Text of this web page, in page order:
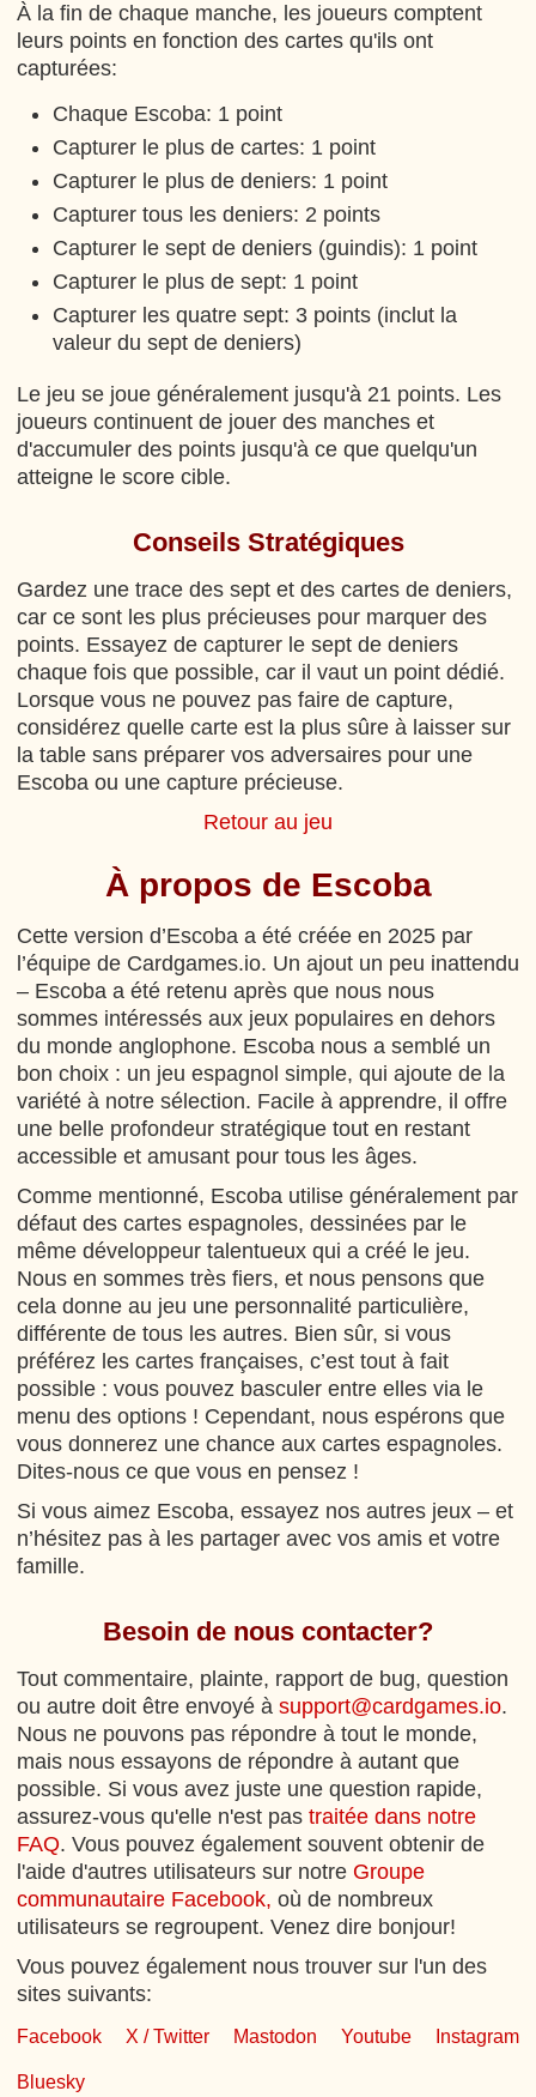
À la fin de chaque manche, les joueurs comptent
leurs points en fonction des cartes qu'ils ont
capturées:
Chaque Escoba: 1 point
Capturer le plus de cartes: 1 point
Capturer le plus de deniers: 1 point
Capturer tous les deniers: 2 points
Capturer le sept de deniers (guindis): 1 point
Capturer le plus de sept: 1 point
Capturer les quatre sept: 3 points (inclut la
valeur du sept de deniers)
Le jeu se joue généralement jusqu'à 21 points. Les
joueurs continuent de jouer des manches et
d'accumuler des points jusqu'à ce que quelqu'un
atteigne le score cible.
Conseils Stratégiques
Gardez une trace des sept et des cartes de deniers,
car ce sont les plus précieuses pour marquer des
points. Essayez de capturer le sept de deniers
chaque fois que possible, car il vaut un point dédié.
Lorsque vous ne pouvez pas faire de capture,
considérez quelle carte est la plus sûre à laisser sur
la table sans préparer vos adversaires pour une
Escoba ou une capture précieuse.
Retour au jeu
À propos de Escoba
Cette version d’Escoba a été créée en 2025 par
l’équipe de Cardgames.io. Un ajout un peu inattendu
– Escoba a été retenu après que nous nous
sommes intéressés aux jeux populaires en dehors
du monde anglophone. Escoba nous a semblé un
bon choix : un jeu espagnol simple, qui ajoute de la
variété à notre sélection. Facile à apprendre, il offre
une belle profondeur stratégique tout en restant
accessible et amusant pour tous les âges.
Comme mentionné, Escoba utilise généralement par
défaut des cartes espagnoles, dessinées par le
même développeur talentueux qui a créé le jeu.
Nous en sommes très fiers, et nous pensons que
cela donne au jeu une personnalité particulière,
différente de tous les autres. Bien sûr, si vous
préférez les cartes françaises, c’est tout à fait
possible : vous pouvez basculer entre elles via le
menu des options ! Cependant, nous espérons que
vous donnerez une chance aux cartes espagnoles.
Dites-nous ce que vous en pensez !
Si vous aimez Escoba, essayez nos autres jeux – et
n’hésitez pas à les partager avec vos amis et votre
famille.
Besoin de nous contacter?
Tout commentaire, plainte, rapport de bug, question
ou autre doit être envoyé à support@cardgames.io.
Nous ne pouvons pas répondre à tout le monde,
mais nous essayons de répondre à autant que
possible. Si vous avez juste une question rapide,
assurez-vous qu'elle n'est pas traitée dans notre
FAQ. Vous pouvez également souvent obtenir de
l'aide d'autres utilisateurs sur notre Groupe
communautaire Facebook, où de nombreux
utilisateurs se regroupent. Venez dire bonjour!
Vous pouvez également nous trouver sur l'un des
sites suivants:
Facebook X / Twitter Mastodon Youtube Instagram
Bluesky